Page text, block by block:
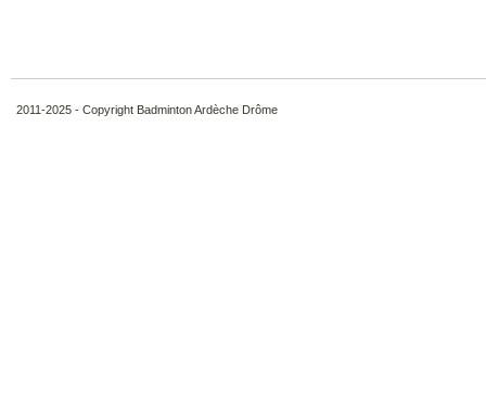
2011-2025 - Copyright Badminton Ardèche Drôme